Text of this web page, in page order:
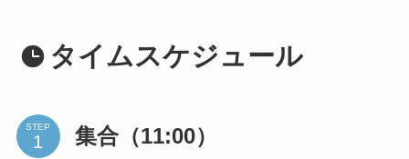
タイムスケジュール
STEP 集合（11:00）